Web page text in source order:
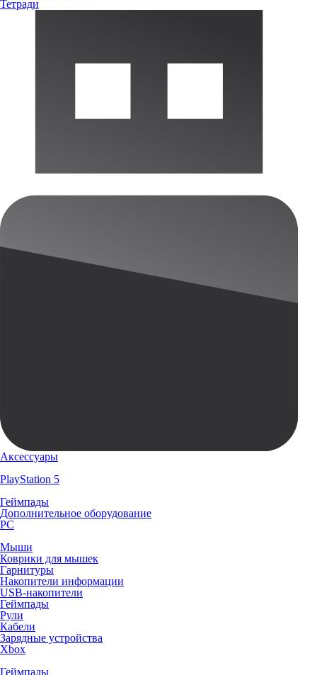
Тетради
Аксессуары
PlayStation 5
Геймпады
Дополнительное оборудование
PC
Мыши
Коврики для мышек
Гарнитуры
Накопители информации
USB-накопители
Геймпады
Рули
Кабели
Зарядные устройства
Xbox
Геймпады